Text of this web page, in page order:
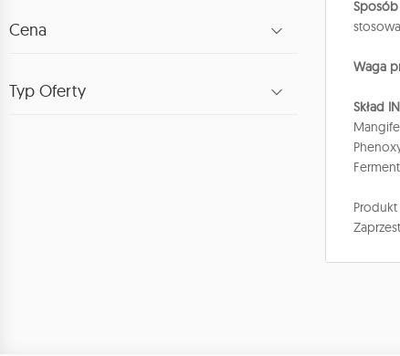
Cena
Typ Oferty
Sposób
Waga
Skład